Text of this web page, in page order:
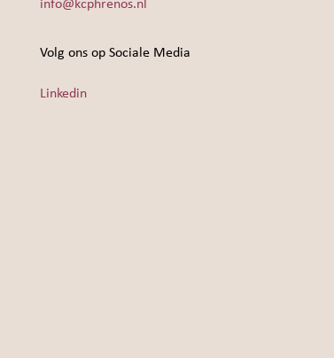
info@kcphrenos.nl
Volg ons op Sociale Media
Linkedin